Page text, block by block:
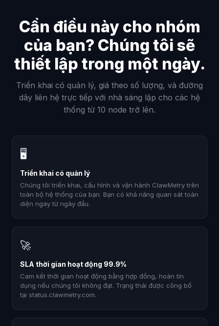
Cần điều này cho nhóm
của bạn? Chúng tôi sẽ
thiết lập trong một ngày.
Triển khai có quản lý, giá theo số lượng, và đường
dây liên hệ trực tiếp với nhà sáng lập cho các hệ
thống từ 10 node trở lên.
🖥
Triển khai có quản lý
Chúng tôi triển khai, cấu hình và vận hành ClawMetry trên
toàn bộ hệ thống của bạn. Bạn có khả năng quan sát toàn
diện ngay từ ngày đầu.
🚀
SLA thời gian hoạt động 99.9%
Cam kết thời gian hoạt động bằng hợp đồng, hoàn tín
dụng nếu chúng tôi không đạt. Trạng thái được công bố
tại status.clawmetry.com.